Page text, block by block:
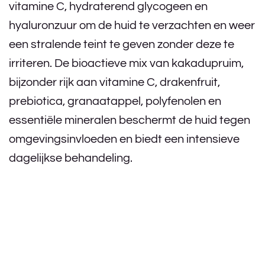
vitamine C, hydraterend glycogeen en
hyaluronzuur om de huid te verzachten en weer
een stralende teint te geven zonder deze te
irriteren. De bioactieve mix van kakadupruim,
bijzonder rijk aan vitamine C, drakenfruit,
prebiotica, granaatappel, polyfenolen en
essentiële mineralen beschermt de huid tegen
omgevingsinvloeden en biedt een intensieve
dagelijkse behandeling.